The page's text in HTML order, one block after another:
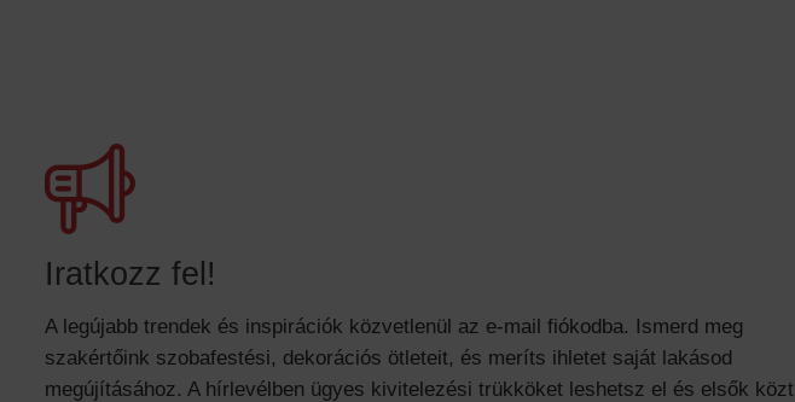
Iratkozz fel!
A legújabb trendek és inspirációk közvetlenül az e-mail fiókodba. Ismerd meg
szakértőink szobafestési, dekorációs ötleteit, és meríts ihletet saját lakásod
megújításához. A hírlevélben ügyes kivitelezési trükköket leshetsz el és elsők közt